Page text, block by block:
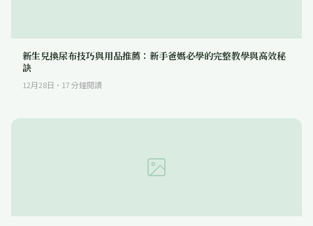
新生兒換尿布技巧與用品推薦：新手爸媽必學的完整教學與高效秘
訣
12月28日 · 17分鐘閱讀